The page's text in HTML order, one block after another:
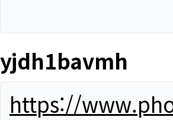
yjdh1bavmh
https://